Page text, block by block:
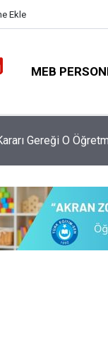
Ekle
MEB
Açıkladı, YKS'de